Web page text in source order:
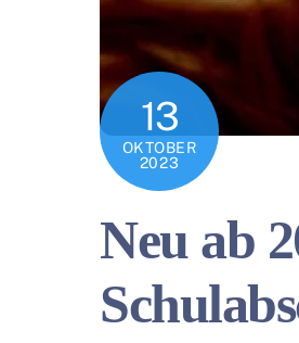
13
OKTOBER
2023
Neu ab